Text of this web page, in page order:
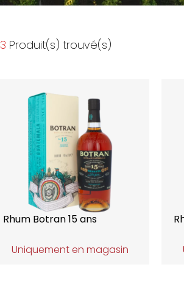
3 Produit(s) trouvé(s)
Rhum Botran 15 ans
Uniquement en magasin